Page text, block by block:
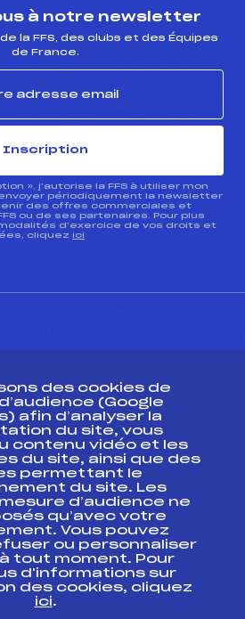
à notre newsletter
la FFS, des clubs et des Équipes
de France.
Inscription
», j’autorise la FFS à utiliser mon
périodiquement la newsletter
des offres commerciales et
ou de ses partenaires. Pour plus
d’exercice de vos droits et
cliquez ici
fédéral
Formation, Suivi
des cookies de
(Google
afin d’analyser la
du site, vous
contenu vidéo et les
du site, ainsi que des
permettant le
du site. Les
d’audience ne
qu’avec votre
Vous pouvez
ou personnaliser
tout moment. Pour
d'informations sur
des cookies, cliquez
ici.